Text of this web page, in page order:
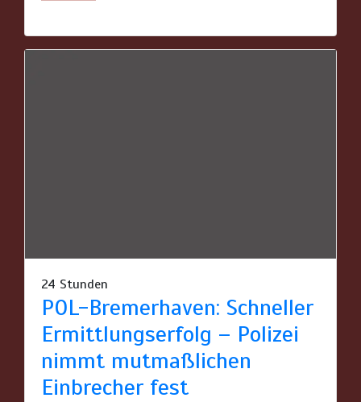
24 Stunden
POL-Bremerhaven: Schneller
Ermittlungserfolg – Polizei
nimmt mutmaßlichen
Einbrecher fest